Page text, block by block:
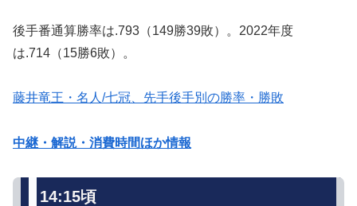
後手番通算勝率は.793（149勝39敗）。2022年度
は.714（15勝6敗）。
藤井竜王・名人/七冠、先手後手別の勝率・勝敗
中継・解説・消費時間ほか情報
14:15頃